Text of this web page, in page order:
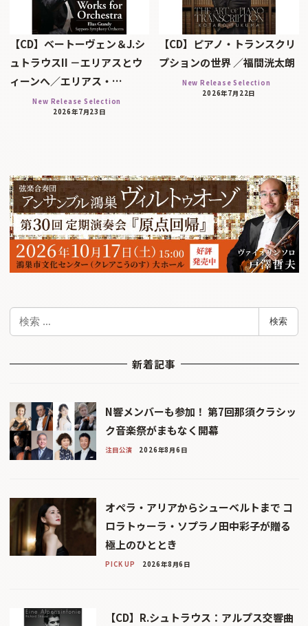
【CD】ベートーヴェン＆J.シ
ュトラウスII －エリアスとウ
ィーンへ／エリアス・…
New Release Selection
2026年7月23日
【CD】ピアノ・トランスクリ
プションの世界 ／福間洸太朗
New Release Selection
2026年7月22日
検
検索
新着記事
N響メンバーも参加！ 第7回那須クラシッ
ク音楽祭がまもなく開幕
注目公演 2026年8月6日
オペラ・アリアからシューベルトまで コ
ロラトゥーラ・ソプラノ田中彩子が贈る
極上のひととき
PICK UP 2026年8月6日
【CD】R.シュトラウス：アルプス交響曲